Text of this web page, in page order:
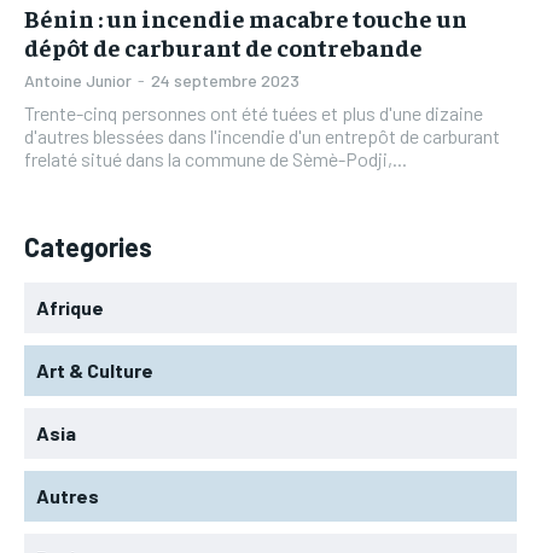
Bénin : un incendie macabre touche un
dépôt de carburant de contrebande
Antoine Junior - 24 septembre 2023
Trente-cinq personnes ont été tuées et plus d'une dizaine
d'autres blessées dans l'incendie d'un entrepôt de carburant
frelaté situé dans la commune de Sèmè-Podji,...
Categories
Afrique
Art & Culture
Asia
Autres